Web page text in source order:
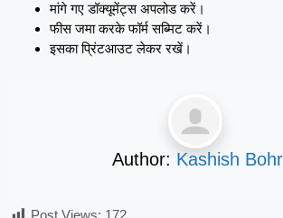
मांगे गए डॉक्यूमेंट्स अपलोड करें।
फीस जमा करके फॉर्म सब्मिट करें।
इसका प्रिंटआउट लेकर रखें।
Author: Kashish